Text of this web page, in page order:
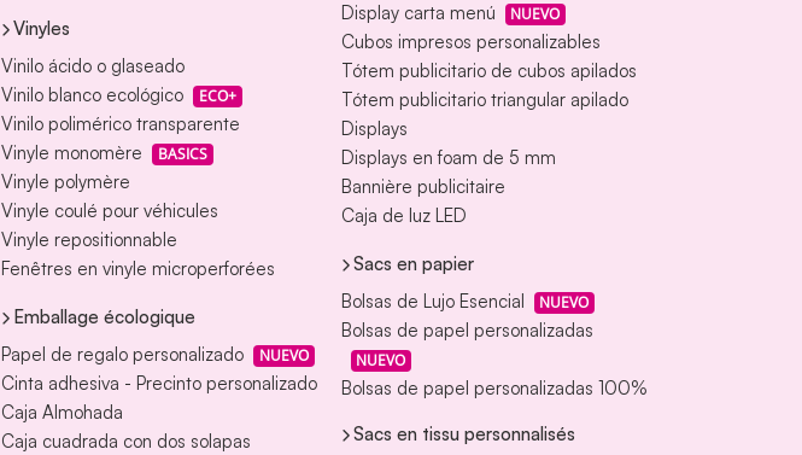
Vinyles
Vinilo ácido o glaseado
Vinilo blanco ecológico
ECO+
Vinilo polimérico transparente
Vinyle monomère
BASICS
Vinyle polymère
Vinyle coulé pour véhicules
Vinyle repositionnable
Fenêtres en vinyle microperforées
Emballage écologique
Papel de regalo personalizado
NUEVO
Cinta adhesiva - Precinto personalizado
Caja Almohada
Caja cuadrada con dos solapas
Display carta menú NUEVO
Cubos impresos personalizables
Tótem publicitario de cubos apilados
Tótem publicitario triangular apilado
Displays
Displays en foam de 5 mm
Bannière publicitaire
Caja de luz LED
Sacs en papier
Bolsas de Lujo Esencial
NUEVO
Bolsas de papel personalizadas
NUEVO
Bolsas de papel personalizadas 100%
Sacs en tissu personnalisés